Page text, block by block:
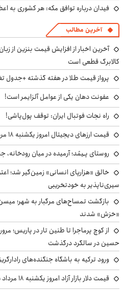
فیدان درباره توافق مکه: هر کشوری
آخرین مطالب
آخرین اخبار از افزایش قیمت بنزین از
کالابرگ قطعی است
پرواز قیمت طلا در هفته گذشته +جدول
عفونت دهان یکی از عوامل آلزایمر است!
راه نجات فوتبال ایران: توقف پول‌پاشی!
قیمت ارزهای دیجیتال امروز یکشنبه ۱۸ مرداد ۱۴۰۵
روستای پـِیمُد؛ آرمیده در میان
خالق «هزارپای انسانی» زمین‌گیر شد؛
سیری‌ناپذیر به خودتخریبی
بازگشت تمساح‌های مرگبار به شهر؛
«خزش» شدند
از کوچ‌ پرماجرا تا طنین تار در پاریس؛
حسین در سالگرد درگذشت
ورود ترکیه به باشگاه جنگنده‌های
قیمت دلار بازار آزاد امروز یکشنبه ۱۸ مرداد ۱۴۰۵ +جدول